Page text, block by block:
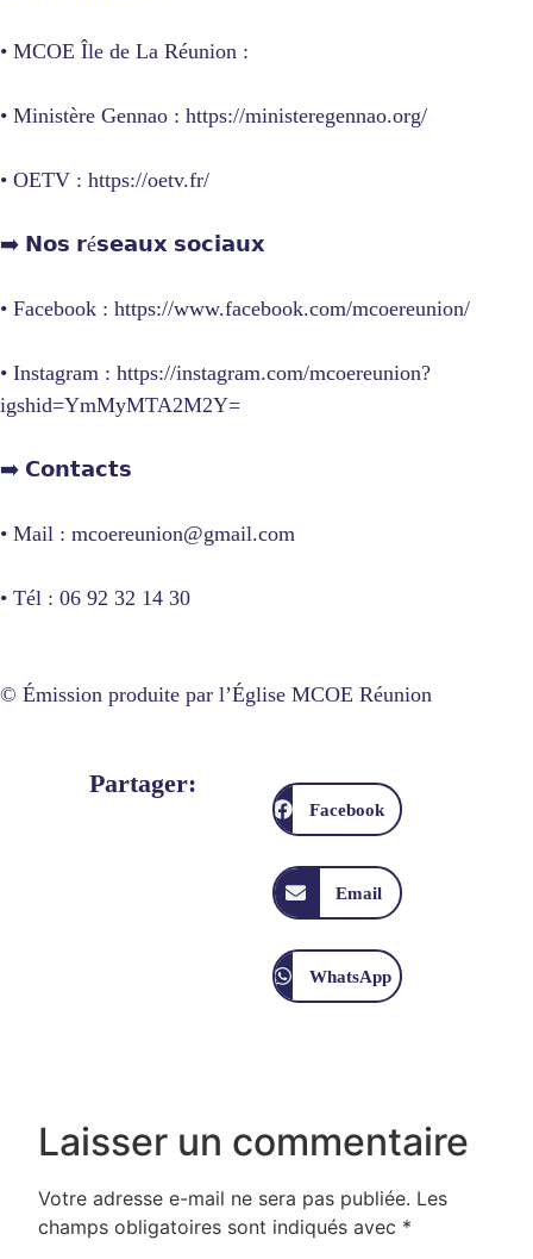
• MCOE Île de La Réunion :
• Ministère Gennao : https://ministeregennao.org/
• OETV : https://oetv.fr/
➡️ 𝗡𝗼𝘀 𝗿é𝘀𝗲𝗮𝘂𝘅 𝘀𝗼𝗰𝗶𝗮𝘂𝘅
• Facebook : https://www.facebook.com/mcoereunion/
• Instagram : https://instagram.com/mcoereunion?
igshid=YmMyMTA2M2Y=
➡️ 𝗖𝗼𝗻𝘁𝗮𝗰𝘁𝘀
• Mail : mcoereunion@gmail.com
• Tél : 06 92 32 14 30
© Émission produite par l’Église MCOE Réunion
Partager:
Facebook
Email
WhatsApp
Laisser un commentaire
Votre adresse e-mail ne sera pas publiée. Les
champs obligatoires sont indiqués avec *